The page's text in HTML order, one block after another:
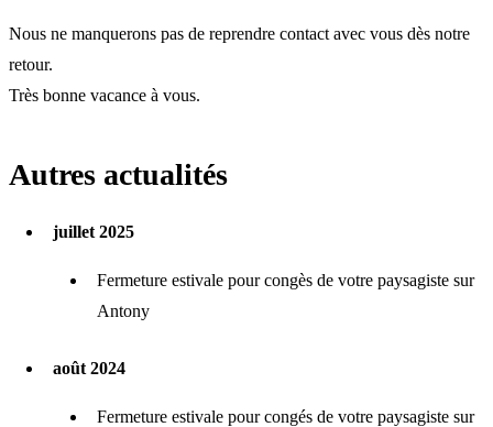
Nous ne manquerons pas de reprendre contact avec vous dès notre
retour.
Très bonne vacance à vous.
Autres actualités
juillet 2025
Fermeture estivale pour congès de votre paysagiste sur
Antony
août 2024
Fermeture estivale pour congés de votre paysagiste sur